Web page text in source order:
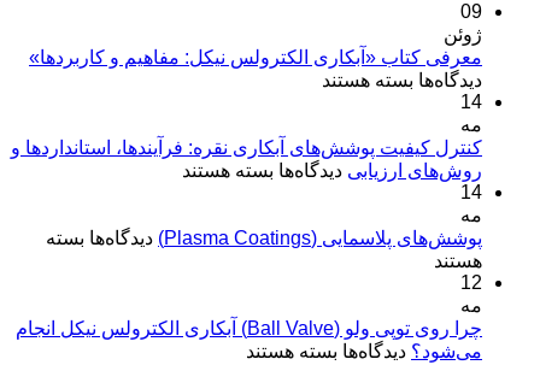
09
ژوئن
معرفی کتاب «آبکاری الکترولس نیکل: مفاهیم و کاربردها»
دیدگاه‌ها برای
«آبکاری
الکترولس
و
بسته هستند
14
مه
کنترل کیفیت پوشش‌های آبکاری نقره: فرآیندها، استانداردها و
روش‌های ارزیابی دیدگاه‌ها برای
پوشش‌های
استانداردها
و
بسته هستند
14
مه
پوشش‌های پلاسمایی (Plasma Coatings)
دیدگاه‌ها برای
Coatings)
بسته
هستند
12
مه
چرا روی توپی‌ ولو (Ball Valve) آبکاری الکترولس نیکل انجام
می‌شود؟ دیدگاه‌ها برای
بسته هستند